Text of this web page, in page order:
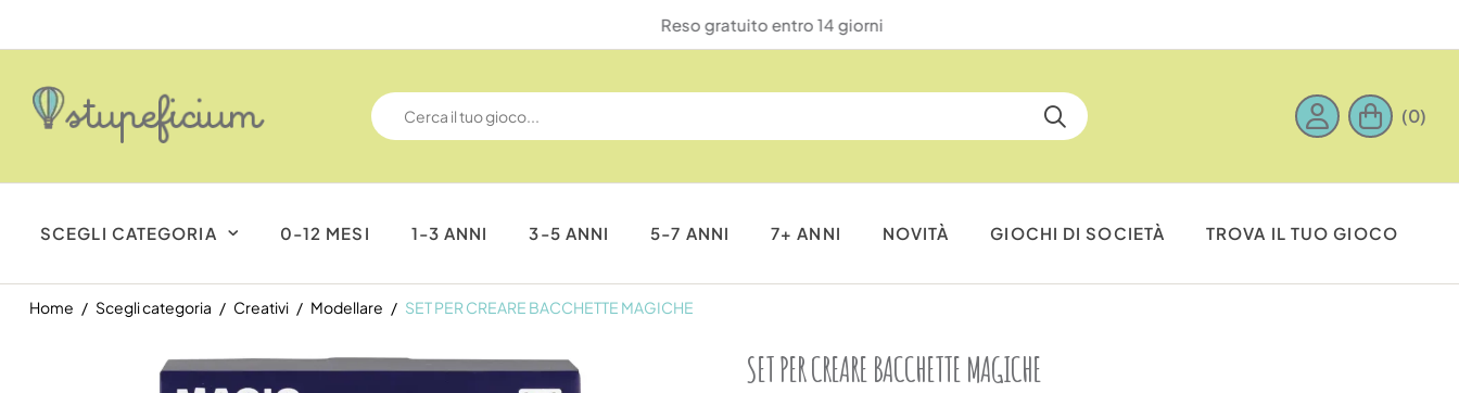
Reso gratuito entro 14 giorni
(0)
SCEGLI CATEGORIA 0-12 MESI 1-3 ANNI 3-5 ANNI 5-7 ANNI 7+ ANNI NOVITÀ GIOCHI DI SOCIETÀ TROVA IL TUO GIOCO
Home Scegli categoria Creativi Modellare SET PER CREARE BACCHETTE MAGICHE
SET PER CREARE BACCHETTE MAGICHE